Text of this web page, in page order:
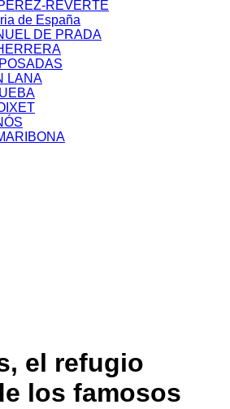
REVERTE
de España
DE PRADA
LANA
el refugio
los famosos